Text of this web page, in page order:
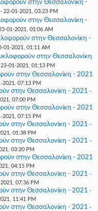
στην Θεσσαλονίκη -
22-01-2021, 03:23 PM
στην Θεσσαλονίκη -
01-2021, 01:06 AM
στην Θεσσαλονίκη -
01-2021, 01:11 AM
στην Θεσσαλονίκη
01-2021, 01:13 PM
στην Θεσσαλονίκη - 2021
07:13 PM
στην Θεσσαλονίκη - 2021 -
07:00 PM
στην Θεσσαλονίκη - 2021
07:15 PM
στην Θεσσαλονίκη - 2021 -
01:38 PM
στην Θεσσαλονίκη - 2021 -
03:20 PM
στην Θεσσαλονίκη - 2021
04:15 PM
στην Θεσσαλονίκη - 2021 -
07:36 PM
στην Θεσσαλονίκη - 2021 -
11:41 PM
στην Θεσσαλονίκη - 2021 -